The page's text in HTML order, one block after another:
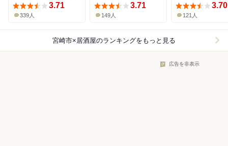
3.71
339人
3.71
149人
3.70
121人
宮崎市×居酒屋のランキングをもっと見る
広告を非表示